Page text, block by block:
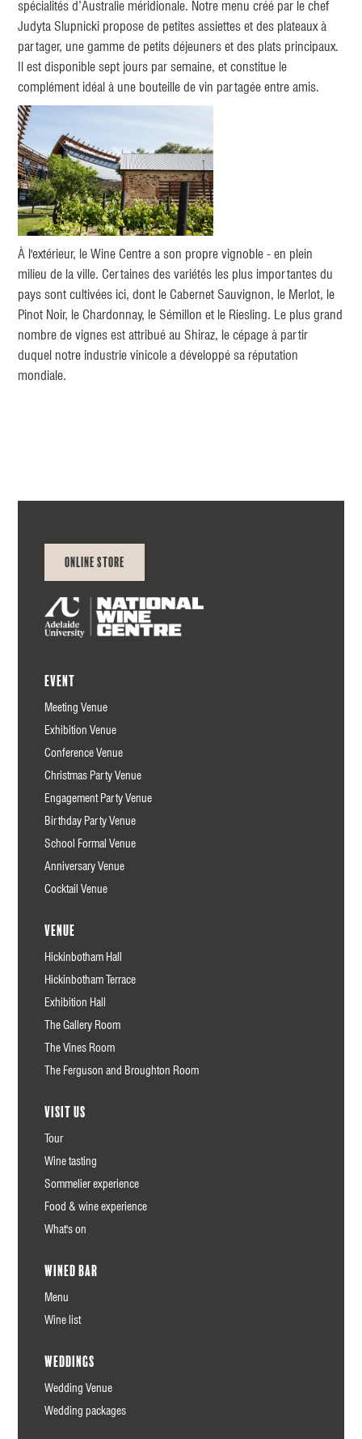
spécialités d’Australie méridionale. Notre menu créé par le chef
Judyta Slupnicki propose de petites assiettes et des plateaux à
partager, une gamme de petits déjeuners et des plats principaux.
Il est disponible sept jours par semaine, et constitue le
complément idéal à une bouteille de vin partagée entre amis.
À l'extérieur, le Wine Centre a son propre vignoble - en plein
milieu de la ville. Certaines des variétés les plus importantes du
pays sont cultivées ici, dont le Cabernet Sauvignon, le Merlot, le
Pinot Noir, le Chardonnay, le Sémillon et le Riesling. Le plus grand
nombre de vignes est attribué au Shiraz, le cépage à partir
duquel notre industrie vinicole a développé sa réputation
mondiale.
Online Store
Event
Meeting Venue
Exhibition Venue
Conference Venue
Christmas Party Venue
Engagement Party Venue
Birthday Party Venue
School Formal Venue
Anniversary Venue
Cocktail Venue
Venue
Hickinbotham Hall
Hickinbotham Terrace
Exhibition Hall
The Gallery Room
The Vines Room
The Ferguson and Broughton Room
Visit us
Tour
Wine tasting
Sommelier experience
Food & wine experience
What's on
Wined Bar
Menu
Wine list
Weddings
Wedding Venue
Wedding packages